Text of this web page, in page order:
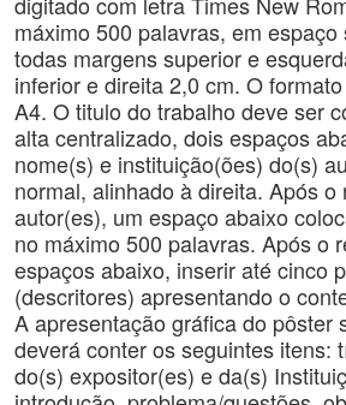
máximo 500 palavras, em espaço
todas margens superior e
inferior e direita 2,0 cm. O
A4. O titulo do trabalho deve ser
alta centralizado, dois espaços
nome(s) e instituição(ões) do(s)
normal, alinhado à direita. Após o
autor(es), um espaço abaixo
no máximo 500 palavras. Após o
espaços abaixo, inserir até cinco
(descritores) apresentando o
A apresentação gráfica do pôster
deverá conter os seguintes itens:
do(s) expositor(es) e da(s)